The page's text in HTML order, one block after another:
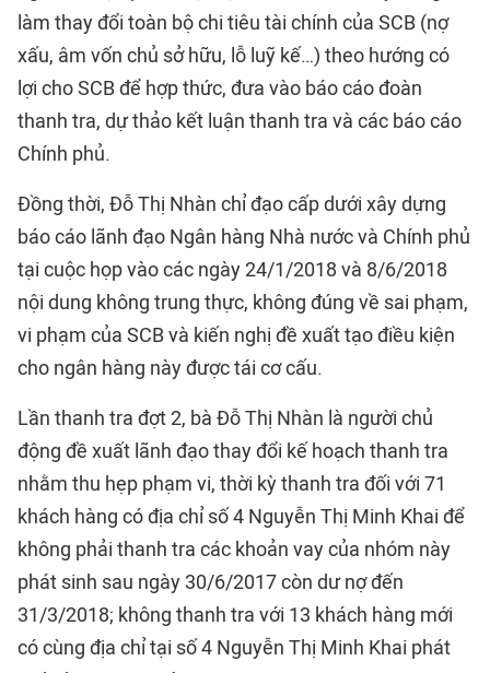
làm thay đổi toàn bộ chi tiêu tài chính của SCB (nợ
xấu, âm vốn chủ sở hữu, lỗ luỹ kế…) theo hướng có
lợi cho SCB để hợp thức, đưa vào báo cáo đoàn
thanh tra, dự thảo kết luận thanh tra và các báo cáo
Chính phủ.
Đồng thời, Đỗ Thị Nhàn chỉ đạo cấp dưới xây dựng
báo cáo lãnh đạo Ngân hàng Nhà nước và Chính phủ
tại cuộc họp vào các ngày 24/1/2018 và 8/6/2018
nội dung không trung thực, không đúng về sai phạm,
vi phạm của SCB và kiến nghị đề xuất tạo điều kiện
cho ngân hàng này được tái cơ cấu.
Lần thanh tra đợt 2, bà Đỗ Thị Nhàn là người chủ
động đề xuất lãnh đạo thay đổi kế hoạch thanh tra
nhằm thu hẹp phạm vi, thời kỳ thanh tra đối với 71
khách hàng có địa chỉ số 4 Nguyễn Thị Minh Khai để
không phải thanh tra các khoản vay của nhóm này
phát sinh sau ngày 30/6/2017 còn dư nợ đến
31/3/2018; không thanh tra với 13 khách hàng mới
có cùng địa chỉ tại số 4 Nguyễn Thị Minh Khai phát